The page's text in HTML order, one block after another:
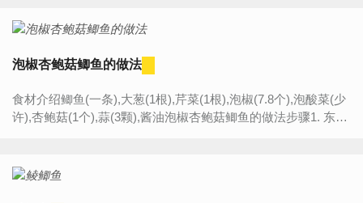
泡椒杏鲍菇鲫鱼的做法
食材介绍鲫鱼(一条),大葱(1根),芹菜(1根),泡椒(7.8个),泡酸菜(少
许),杏鲍菇(1个),蒜(3颗),酱油泡椒杏鲍菇鲫鱼的做法步骤1. 东西